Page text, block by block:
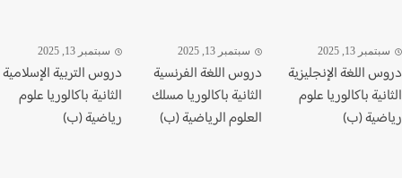
13, 2025
اللغة الإنجليزية
باكالوريا علوم
(ب)
سبتمبر 13, 2025
دروس اللغة الفرنسية
الثانية باكالوريا مسلك
العلوم الرياضية (ب)
سبتمبر 13, 2025
دروس التربية الإسلامية
الثانية باكالوريا علوم
رياضية (ب)